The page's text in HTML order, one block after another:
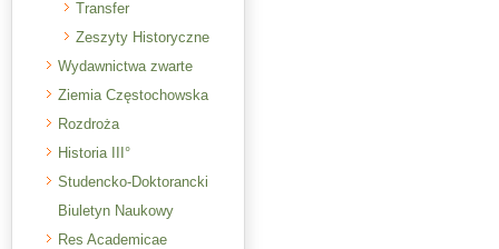
Transfer
Zeszyty Historyczne
Wydawnictwa zwarte
Ziemia Częstochowska
Rozdroża
Historia III°
Studencko-Doktorancki
Biuletyn Naukowy
Res Academicae